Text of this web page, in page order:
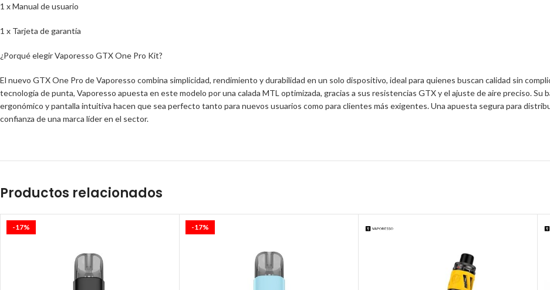
1 x Manual de usuario
1 x Tarjeta de garantía
¿Porqué elegir Vaporesso GTX One Pro Kit?
El nuevo GTX One Pro de Vaporesso combina simplicidad, rendimiento y durabilidad en un solo dispositivo, ideal para quienes buscan calidad sin
tecnología de punta, Vaporesso apuesta en este modelo por una calada MTL optimizada, gracias a sus resistencias GTX y el ajuste de aire preciso. Su
ergonómico y pantalla intuitiva hacen que sea perfecto tanto para nuevos usuarios como para clientes más exigentes. Una apuesta segura para
confianza de una marca líder en el sector.
Productos relacionados
-17% -17%